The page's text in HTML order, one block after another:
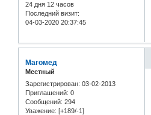
24 дня 12 часов
Последний визит:
04-03-2020 20:37:45
Магомед
Местный
Зарегистрирован: 03-02-2013
Приглашений: 0
Сообщений: 294
Уважение: [+189/-1]